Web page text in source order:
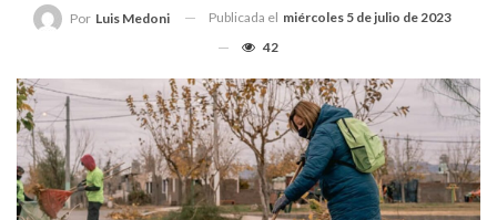
Por Luis Medoni Publicada el miércoles 5 de julio de 2023
42